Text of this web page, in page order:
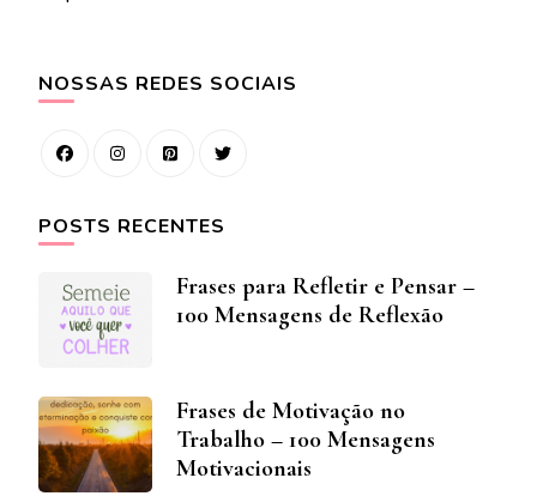
NOSSAS REDES SOCIAIS
POSTS RECENTES
Frases para Refletir e Pensar –
100 Mensagens de Reflexão
Frases de Motivação no
Trabalho – 100 Mensagens
Motivacionais